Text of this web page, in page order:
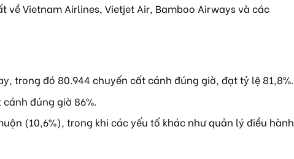
Vietnam Airlines, Vietjet Air, Bamboo Airways và các
trong đó 80.944 chuyến cất cánh đúng giờ, đạt tỷ lệ 81,8%.
đúng giờ 86%.
(10,6%), trong khi các yếu tố khác như quản lý điều hành